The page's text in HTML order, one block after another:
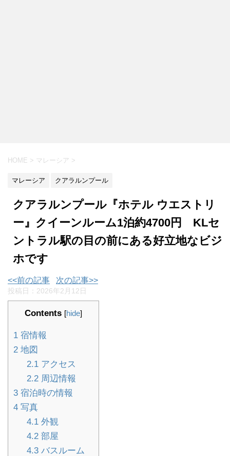
HOME > マレーシア >
マレーシア クアラルンプール
クアラルンプール『ホテル ウエストリ
ー』クイーンルーム1泊約4700円 KLセ
ントラル駅の目の前にある好立地なビジ
ホです
<<前の記事 次の記事>>
投稿日： 2026年2月12日
Contents [hide]
1 宿情報
2 地図
2.1アクセス
2.2周辺情報
3 宿泊時の情報
4 写真
4.1外観
4.2部屋
4.3バスルーム